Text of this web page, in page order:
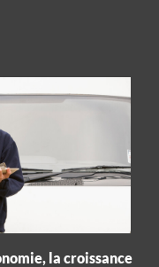
la croissance